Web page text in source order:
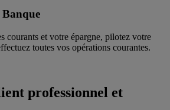
Banque
courants et votre épargne, pilotez votre
toutes vos opérations courantes.
professionnel et